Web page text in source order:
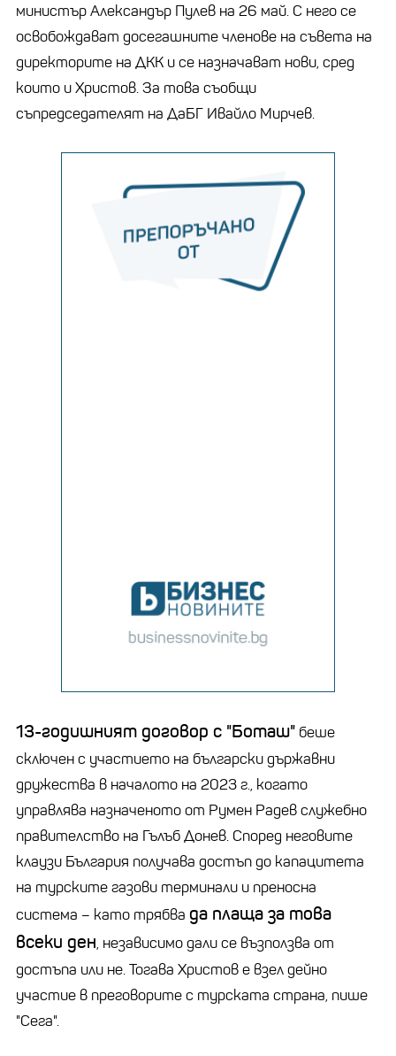
министър Александър Пулев на 26 май. С него се
освобождават досегашните членове на съвета на
директорите на ДКК и се назначават нови, сред
които и Христов. За това съобщи
съпредседателят на ДаБГ Ивайло Мирчев.
13-годишният договор с "Боташ" беше
сключен с участието на български държавни
дружества в началото на 2023 г., когато
управлява назначеното от Румен Радев служебно
правителство на Гълъб Донев. Според неговите
клаузи България получава достъп до капацитета
на турските газови терминали и преносна
система – като трябва да плаща за това
всеки ден, независимо дали се възползва от
достъпа или не. Тогава Христов е взел дейно
участие в преговорите с турската страна, пише
"Сега".